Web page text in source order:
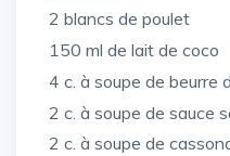
2 blancs de poulet
150 ml de lait de coco
4 c. à soupe de
2 c. à soupe de sauce
2 c. à soupe de